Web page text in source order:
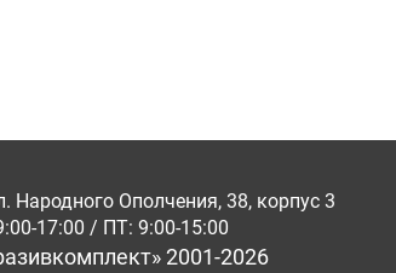
Народного Ополчения, 38, корпус 3
17:00 / ПТ: 9:00-15:00
2001-2026